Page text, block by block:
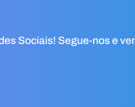
Sociais! Segue-nos e